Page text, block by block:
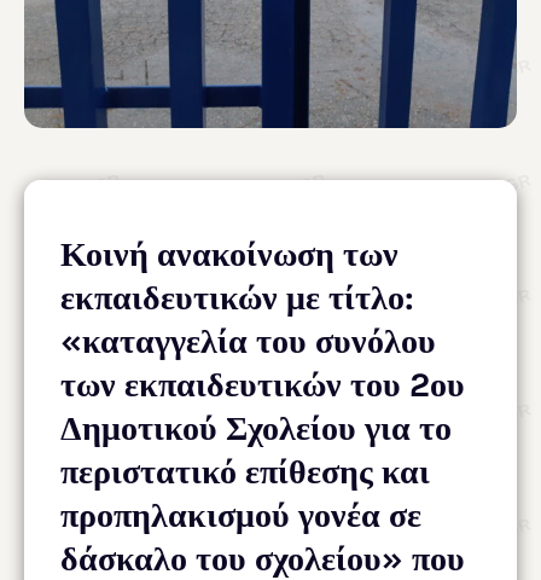
Κοινή ανακοίνωση των
εκπαιδευτικών με τίτλο:
«καταγγελία του συνόλου
των εκπαιδευτικών του 2ου
Δημοτικού Σχολείου για το
περιστατικό επίθεσης και
προπηλακισμού γονέα σε
δάσκαλο του σχολείου» που